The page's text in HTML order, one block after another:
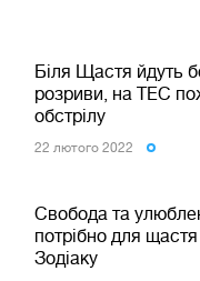
Біля Щастя йдуть
розриви, на ТЕС
обстрілу
22 лютого 2022
Свобода та
потрібно для
Зодіаку